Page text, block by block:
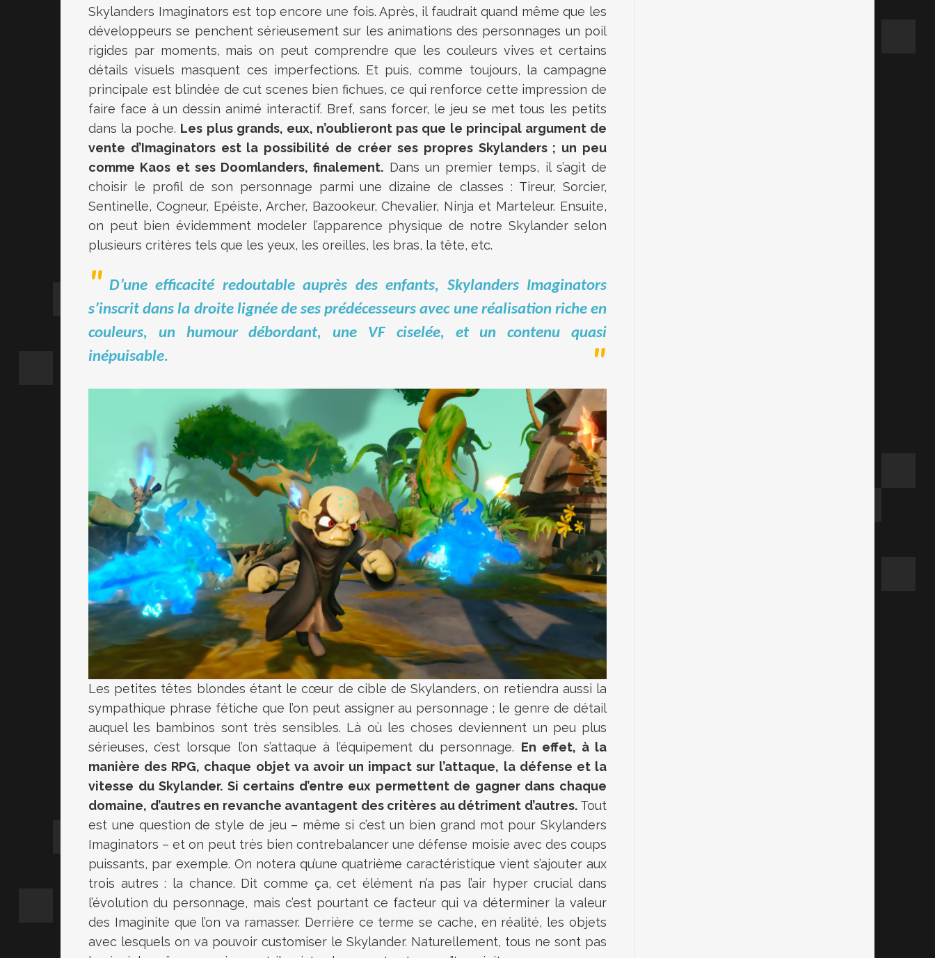
Skylanders Imaginators est top encore une fois. Après, il faudrait quand même que les
développeurs se penchent sérieusement sur les animations des personnages un poil
rigides par moments, mais on peut comprendre que les couleurs vives et certains
détails visuels masquent ces imperfections. Et puis, comme toujours, la campagne
principale est blindée de cut scenes bien fichues, ce qui renforce cette impression de
faire face à un dessin animé interactif. Bref, sans forcer, le jeu se met tous les petits
dans la poche. Les plus grands, eux, n’oublieront pas que le principal argument de
vente d’Imaginators est la possibilité de créer ses propres Skylanders ; un peu
comme Kaos et ses Doomlanders, finalement. Dans un premier temps, il s’agit de
choisir le profil de son personnage parmi une dizaine de classes : Tireur, Sorcier,
Sentinelle, Cogneur, Epéiste, Archer, Bazookeur, Chevalier, Ninja et Marteleur. Ensuite,
on peut bien évidemment modeler l’apparence physique de notre Skylander selon
plusieurs critères tels que les yeux, les oreilles, les bras, la tête, etc.
D’une efficacité redoutable auprès des enfants, Skylanders Imaginators
s’inscrit dans la droite lignée de ses prédécesseurs avec une réalisation riche en
couleurs, un humour débordant, une VF ciselée, et un contenu quasi
inépuisable.
Les petites têtes blondes étant le cœur de cible de Skylanders, on retiendra aussi la
sympathique phrase fétiche que l’on peut assigner au personnage ; le genre de détail
auquel les bambinos sont très sensibles. Là où les choses deviennent un peu plus
sérieuses, c’est lorsque l’on s’attaque à l’équipement du personnage. En effet, à la
manière des RPG, chaque objet va avoir un impact sur l’attaque, la défense et la
vitesse du Skylander. Si certains d’entre eux permettent de gagner dans chaque
domaine, d’autres en revanche avantagent des critères au détriment d’autres.Tout
est une question de style de jeu – même si c’est un bien grand mot pour Skylanders
Imaginators – et on peut très bien contrebalancer une défense moisie avec des coups
puissants, par exemple. On notera qu’une quatrième caractéristique vient s’ajouter aux
trois autres : la chance. Dit comme ça, cet élément n’a pas l’air hyper crucial dans
l’évolution du personnage, mais c’est pourtant ce facteur qui va déterminer la valeur
des Imaginite que l’on va ramasser. Derrière ce terme se cache, en réalité, les objets
avec lesquels on va pouvoir customiser le Skylander. Naturellement, tous ne sont pas